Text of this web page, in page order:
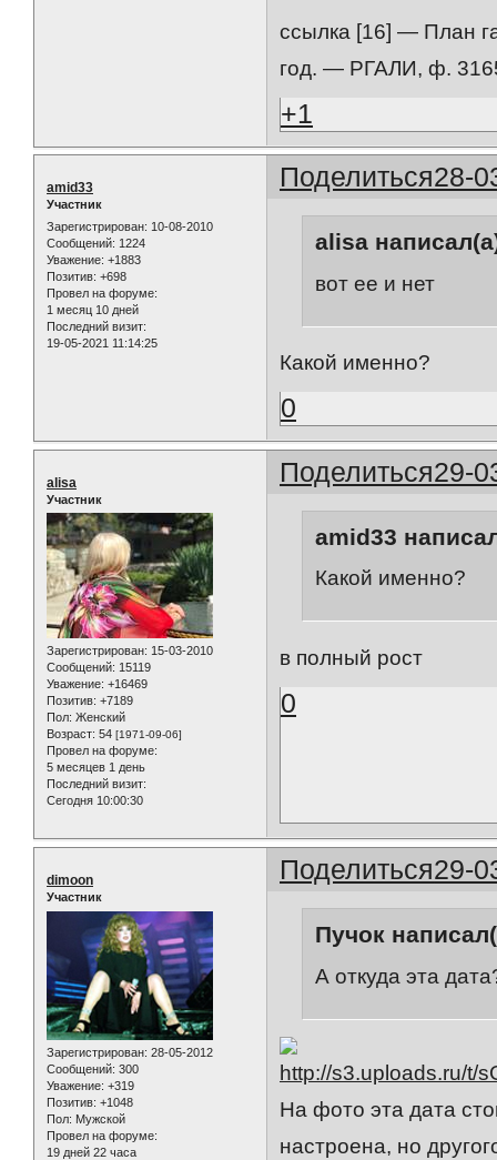
ссылка [16] — План
год. — РГАЛИ, ф.
+1
Поделиться28-
amid33
Участник
Зарегистрирован: 10-08-2010
Сообщений: 1224
Уважение: +1883
Позитив: +698
Провел на форуме:
1 месяц 10 дней
Последний визит:
19-05-2021 11:14:25
alisa
вот ее и нет
Какой именно?
0
Поделиться29-
alisa
Участник
Зарегистрирован: 15-03-2010
Сообщений: 15119
Уважение: +16469
Позитив: +7189
Пол: Женский
Возраст: 54 [1971-09-06]
Провел на форуме:
5 месяцев 1 день
Последний визит:
Сегодня 10:00:30
amid33
Какой именно?
в полный рост
0
Поделиться29-
dimoon
Участник
Зарегистрирован: 28-05-2012
Сообщений: 300
Уважение: +319
Позитив: +1048
Пол: Мужской
Провел на форуме:
19 дней 22 часа
Пучок
А откуда эта
На фото эта дата
настроена, но